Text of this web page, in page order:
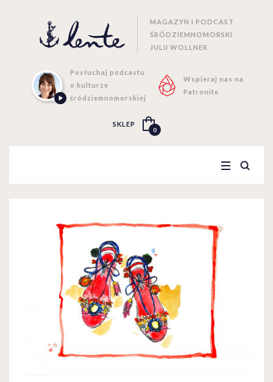
MAGAZYN I PODCAST
ŚRÓDZIEMNOMORSKI
JULII WOLLNER
Posłuchaj podcastu
o kulturze
śródziemnomorskiej
Wspieraj nas na
Patronite
SKLEP
0